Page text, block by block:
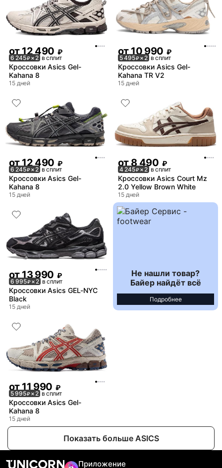
от 12 490 ₽
6 245₽× 2 в сплит
Кроссовки Asics Gel-
Kahana 8
15 дней
от 10 990 ₽
5 495₽× 2 в сплит
Кроссовки Asics Gel-
Kahana TR V2
15 дней
от12 490 ₽
6 245₽× 2 в сплит
Кроссовки Asics Gel-
Kahana 8
15 дней
от8 490 ₽
4 245₽× 2 в сплит
Кроссовки Asics Court Mz
2.0 Yellow Brown White
15 дней
от13 990 ₽
6 995₽× 2 в сплит
Кроссовки Asics GEL-NYC
Black
15 дней
Не нашли товар?
Байер найдёт всё
Подробнее
от 11 990 ₽
5 995₽× 2 в сплит
Кроссовки Asics Gel-
Kahana 8
15 дней
Показать больше ASICS
Приложение